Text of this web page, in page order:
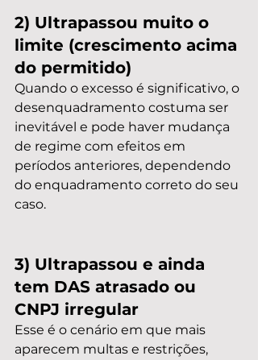
2) Ultrapassou muito o
limite (crescimento acima
do permitido)
Quando o excesso é significativo, o
desenquadramento costuma ser
inevitável e pode haver mudança
de regime com efeitos em
períodos anteriores, dependendo
do enquadramento correto do seu
caso.
3) Ultrapassou e ainda
tem DAS atrasado ou
CNPJ irregular
Esse é o cenário em que mais
aparecem multas e restrições,